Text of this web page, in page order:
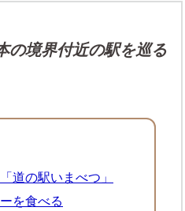
の境界付近の駅を巡る
道の駅いまべつ」
を食べる